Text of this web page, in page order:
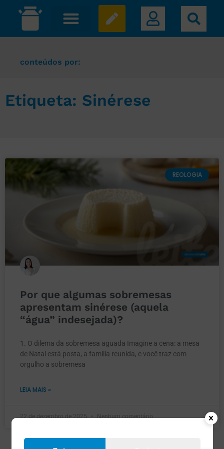
conteúdos por:
Etiqueta: Sinérese
REOLOGIA
Por que algumas sobremesas
apresentam sinérese (aquela
“água” indesejada)?
1. O dilema da sobremesa aguada Imagine a cena: a mesa
de Natal está posta, a família reunida, e você traz com
orgulho a sobremesa
LEIA MAIS »
22 de dezembro de 2025 Nenhum comentário